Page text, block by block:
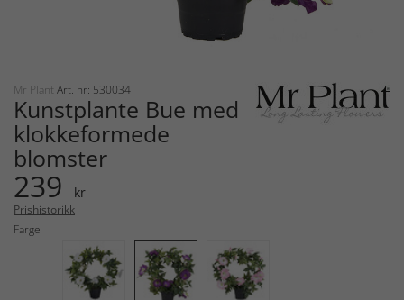
Mr Plant Art. nr: 530034
Kunstplante Bue med
klokkeformede
blomster
239 kr
Prishistorikk
Farge